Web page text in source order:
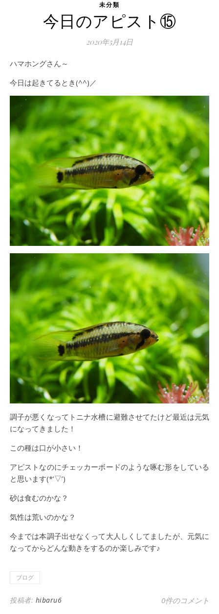
未分類
今日のアピスト⑮
2020年5月14日
ハマホングさん～
今日は起きてるとき(^^)／
調子が悪くなってトニナ水槽に避難させてたけど最近は元気
になってきました！
この種は口が小さい！
アピストなのにチェッカーボードのような啄む形をしている
と思います(*’▽’)
砂は食むのかな？
気性は荒いのかな？
今までは本調子出せなくって大人しくしてましたが、元気に
なってからどんな動きをするのか楽しみです♪
ブログ
投稿者: hibaru6 0件のコメント